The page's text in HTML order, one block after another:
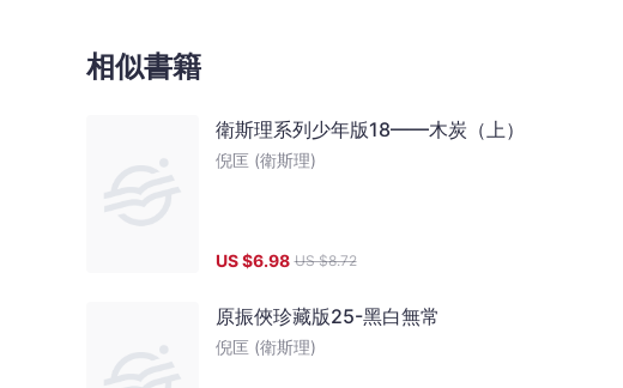
相似書籍
衛斯理系列少年版18——木炭（上）
倪匡 (衛斯理)
US $6.98 US $8.72
原振俠珍藏版25-黑白無常
倪匡 (衛斯理)